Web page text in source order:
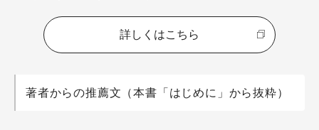
詳しくはこちら
著者からの推薦文（本書「はじめに」から抜粋）